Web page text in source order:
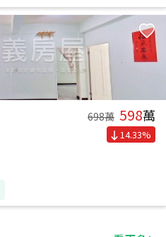
698萬 598萬
14.33%